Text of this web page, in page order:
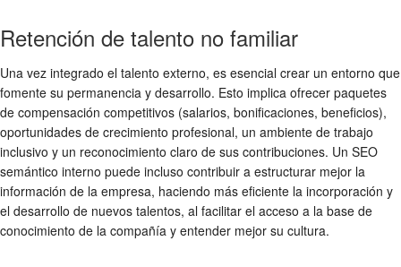
Retención de talento no familiar
Una vez integrado el talento externo, es esencial crear un entorno que
fomente su permanencia y desarrollo. Esto implica ofrecer paquetes
de compensación competitivos (salarios, bonificaciones, beneficios),
oportunidades de crecimiento profesional, un ambiente de trabajo
inclusivo y un reconocimiento claro de sus contribuciones. Un SEO
semántico interno puede incluso contribuir a estructurar mejor la
información de la empresa, haciendo más eficiente la incorporación y
el desarrollo de nuevos talentos, al facilitar el acceso a la base de
conocimiento de la compañía y entender mejor su cultura.